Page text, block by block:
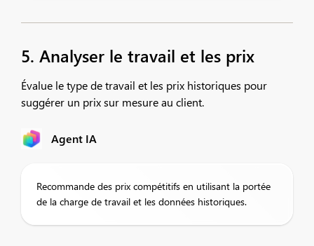
5. Analyser le travail et les prix
Évalue le type de travail et les prix historiques pour
suggérer un prix sur mesure au client.
Agent IA
Recommande des prix compétitifs en utilisant la portée
de la charge de travail et les données historiques.